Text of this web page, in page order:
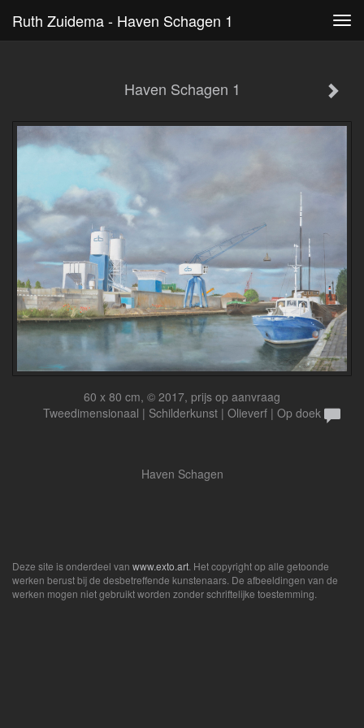
Ruth Zuidema - Haven Schagen 1
Haven Schagen 1
60 x 80 cm, © 2017, prijs op aanvraag
Tweedimensionaal | Schilderkunst | Olieverf | Op doek
Haven Schagen
Deze site is onderdeel van www.exto.art . Het copyright op alle getoonde
werken berust bij de desbetreffende kunstenaars. De afbeeldingen van de
werken mogen niet gebruikt worden zonder schriftelijke toestemming.